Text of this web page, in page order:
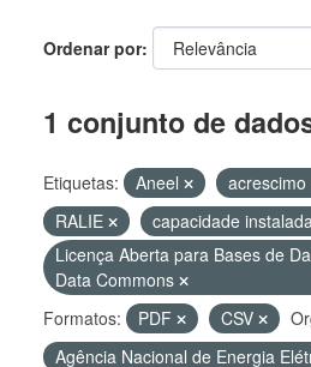
Ordenar por
1 conjunto de
Etiquetas: Aneel
RALIE
capacidade
Licença Aberta para Bases de
Data Commons
Formatos:
PDF CSV
Agência Nacional de Energia